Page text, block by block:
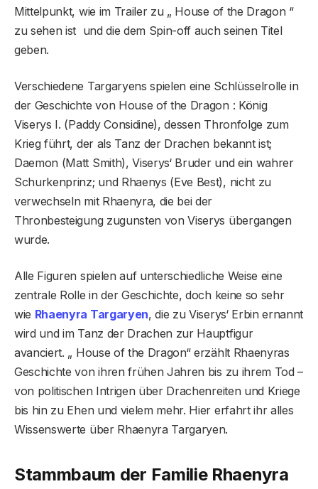
Mittelpunkt, wie im Trailer zu „ House of the Dragon “
zu sehen ist und die dem Spin-off auch seinen Titel
geben.
Verschiedene Targaryens spielen eine Schlüsselrolle in
der Geschichte von House of the Dragon : König
Viserys I. (Paddy Considine), dessen Thronfolge zum
Krieg führt, der als Tanz der Drachen bekannt ist;
Daemon (Matt Smith), Viserys‘ Bruder und ein wahrer
Schurkenprinz; und Rhaenys (Eve Best), nicht zu
verwechseln mit Rhaenyra, die bei der
Thronbesteigung zugunsten von Viserys übergangen
wurde.
Alle Figuren spielen auf unterschiedliche Weise eine
zentrale Rolle in der Geschichte, doch keine so sehr
wie Rhaenyra Targaryen, die zu Viserys‘ Erbin ernannt
wird und im Tanz der Drachen zur Hauptfigur
avanciert. „ House of the Dragon“ erzählt Rhaenyras
Geschichte von ihren frühen Jahren bis zu ihrem Tod –
von politischen Intrigen über Drachenreiten und Kriege
bis hin zu Ehen und vielem mehr. Hier erfahrt ihr alles
Wissenswerte über Rhaenyra Targaryen.
Stammbaum der Familie Rhaenyra